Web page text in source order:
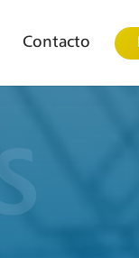
Contacto